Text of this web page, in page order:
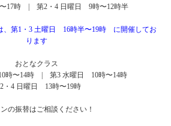
17時 | 第2・4 日曜日 9時〜12時半
、第1・3 土曜日 16時半〜19時 に開催してお
ります
おとなクラス
時〜14時 | 第3 水曜日 10時〜14時
・4 日曜日 13時〜19時
の振替はご相談ください！